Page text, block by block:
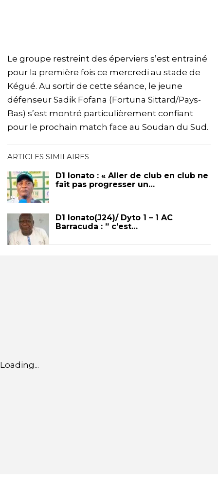
Le groupe restreint des éperviers s’est entrainé
pour la première fois ce mercredi au stade de
Kégué. Au sortir de cette séance, le jeune
défenseur Sadik Fofana (Fortuna Sittard/Pays-
Bas) s’est montré particulièrement confiant
pour le prochain match face au Soudan du Sud.
ARTICLES SIMILAIRES
D1 lonato : « Aller de club en club ne
fait pas progresser un…
D1 lonato(J24)/ Dyto 1 – 1 AC
Barracuda : ” c’est…
Loading...